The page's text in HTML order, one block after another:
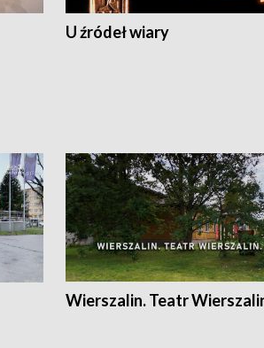
U źródeł wiary
Wierszalin. Teatr